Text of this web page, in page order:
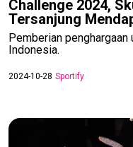
Challenge 2024,
Tersanjung
Pemberian
Indonesia.
2024-10-28 Sportify